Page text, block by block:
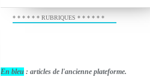
* * * * * * RUBRIQUES * * * * * *
En bleu : articles de l'ancienne plateforme.